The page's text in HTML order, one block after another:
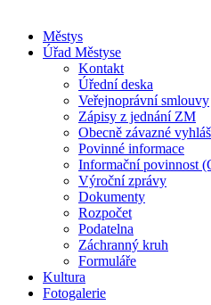
Městys
Úřad Městyse
Kontakt
Úřední deska
Veřejnoprávní smlouvy
Zápisy z jednání ZM
Obecně závazné
Povinné informace
Informační povinnost
Výroční zprávy
Dokumenty
Rozpočet
Podatelna
Záchranný kruh
Formuláře
Kultura
Fotogalerie